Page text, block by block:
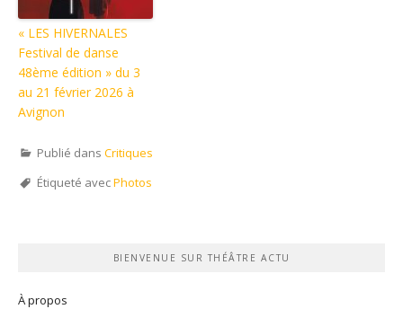
« LES HIVERNALES
Festival de danse
48ème édition » du 3
au 21 février 2026 à
Avignon
Publié dans Critiques
Étiqueté avecPhotos
BIENVENUE SUR THÉÂTRE ACTU
À propos